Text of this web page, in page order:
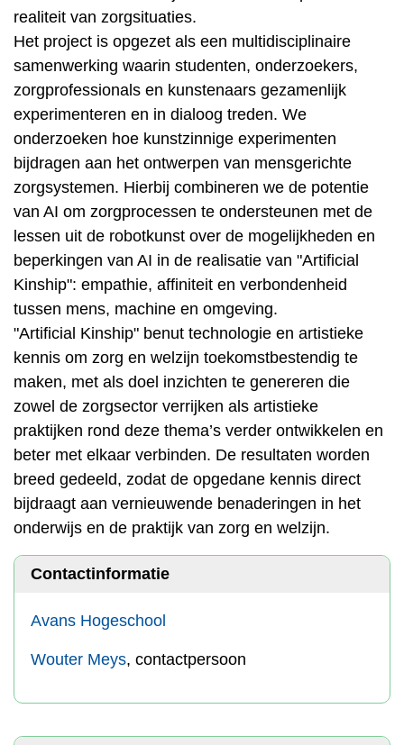
realiteit van zorgsituaties.
Het project is opgezet als een multidisciplinaire
samenwerking waarin studenten, onderzoekers,
zorgprofessionals en kunstenaars gezamenlijk
experimenteren en in dialoog treden. We
onderzoeken hoe kunstzinnige experimenten
bijdragen aan het ontwerpen van mensgerichte
zorgsystemen. Hierbij combineren we de potentie
van AI om zorgprocessen te ondersteunen met de
lessen uit de robotkunst over de mogelijkheden en
beperkingen van AI in de realisatie van "Artificial
Kinship": empathie, affiniteit en verbondenheid
tussen mens, machine en omgeving.
"Artificial Kinship" benut technologie en artistieke
kennis om zorg en welzijn toekomstbestendig te
maken, met als doel inzichten te genereren die
zowel de zorgsector verrijken als artistieke
praktijken rond deze thema’s verder ontwikkelen en
beter met elkaar verbinden. De resultaten worden
breed gedeeld, zodat de opgedane kennis direct
bijdraagt aan vernieuwende benaderingen in het
onderwijs en de praktijk van zorg en welzijn.
Contactinformatie
Avans Hogeschool
Wouter Meys, contactpersoon